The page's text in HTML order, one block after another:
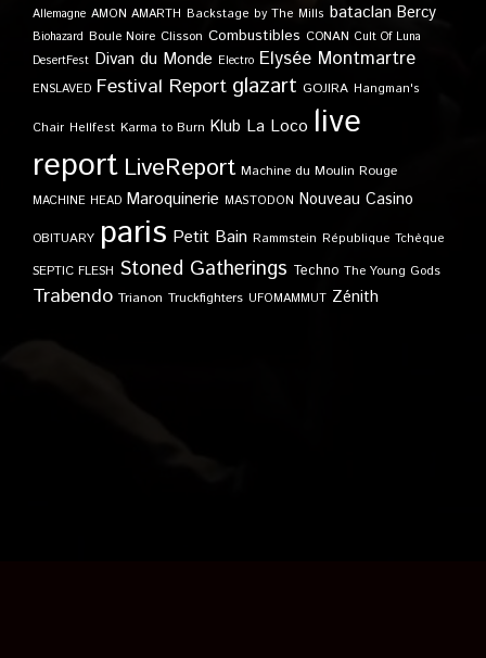
Allemagne AMON AMARTH Backstage by The Mills bataclan Bercy
Biohazard Boule Noire Clisson Combustibles CONAN Cult Of Luna
DesertFest Divan du Monde Electro Elysée Montmartre
ENSLAVED Festival Report glazart GOJIRA Hangman's
Chair Hellfest Karma to Burn Klub La Loco live
report LiveReport Machine du Moulin Rouge
MACHINE HEAD Maroquinerie MASTODON Nouveau Casino
OBITUARY paris Petit Bain Rammstein République Tchèque
SEPTIC FLESH Stoned Gatherings Techno The Young Gods
Trabendo Trianon Truckfighters UFOMAMMUT Zénith